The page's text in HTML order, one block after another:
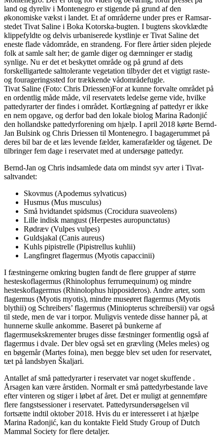
land og dyreliv i Montenegro er stigende på grund af den
økonomiske vækst i landet. Et af områderne under pres er Ramsar-
stedet Tivat Saline i Boka Kotorska-bugten. I bugtens skovklædte
klippefyldte og delvis urbaniserede kystlinje er Tivat Saline det
eneste flade vådområde, en strandeng. For flere årtier siden plejede
folk at samle salt her; de gamle diger og dæmninger er stadig
synlige. Nu er det et beskyttet område og på grund af dets
forskelligartede salttolerante vegetation tilbyder det et vigtigt raste-
og fourageringssted for trækkende vådområdefugle.
Tivat Saline (Foto: Chris Driessen)For at kunne forvalte området på
en ordentlig måde måde, vil reservatets ledelse gerne vide, hvilke
pattedyrarter der findes i området. Kortlægning af pattedyr er ikke
en nem opgave, og derfor bad den lokale biolog Marina Radonjić
den hollandske pattedyrforening om hjælp. I april 2018 kørte Bernd-
Jan Bulsink og Chris Driessen til Montenegro. I bagagerummet på
deres bil bar de et læs levende fælder, kamerafælder og tågenet. De
tilbringer fem dage i reservatet med at undersøge pattedyr.
Bernd-Jan og Chris indsamlede data om mindst syv arter i Tivat-
saltvandet:
Skovmus (Apodemus sylvaticus)
Husmus (Mus musculus)
Små hvidtandet spidsmus (Crocidura suaveolens)
Lille indisk mangust (Herpestes auropunctatus)
Rødræv (Vulpes vulpes)
Guldsjakal (Canis aureus)
Kuhls pipistrelle (Pipistrellus kuhlii)
Langfingret flagermus (Myotis capaccinii)
I fæstningerne omkring bugten fandt de flere grupper af større
hesteskoflagermus (Rhinolophus ferrumequinum) og mindre
hesteskoflagermus (Rhinolophus hipposideros). Andre arter, som
flagermus (Myotis myotis), mindre museøret flagermus (Myotis
blythii) og Schreibers’ flagermus (Miniopterus schreibersii) var også
til stede, men de var i torpor. Muligvis ventede disse hanner på, at
hunnerne skulle ankomme. Baseret på bunkerne af
flagermusekskrementer bruges disse fæstninger formentlig også af
flagermus i dvale. Der blev også set en grævling (Meles meles) og
en bøgemår (Martes foina), men begge blev set uden for reservatet,
tæt på landsbyen Škaljari.
Antallet af små pattedyrarter i reservatet var noget skuffende .
Årsagen kan være årstiden. Normalt er små pattedyrbestande lave
efter vinteren og stiger i løbet af året. Det er muligt at gennemføre
flere fangstsessioner i reservatet. Pattedyrsundersøgelsen vil
fortsætte indtil oktober 2018. Hvis du er interesseret i at hjælpe
Marina Radonjić, kan du kontakte Field Study Group of Dutch
Mammal Society for flere detaljer.